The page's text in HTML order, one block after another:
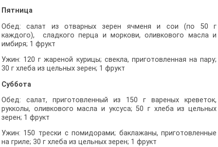
Пятница
Обед: салат из отварных зерен ячменя и сои (по 50 г
каждого), сладкого перца и моркови, оливкового масла и
имбиря; 1 фрукт
Ужин: 120 г жареной курицы; свекла, приготовленная на пару;
30 г хлеба из цельных зерен; 1 фрукт
Суббота
Обед: салат, приготовленный из 150 г вареных креветок,
рукколы, оливкового масла и уксуса; 50 г хлеба из цельных
зерен; 1 фрукт
Ужин: 150 трески с помидорами; баклажаны, приготовленные
на гриле; 30 г хлеба из цельных зерен; 1 фрукт